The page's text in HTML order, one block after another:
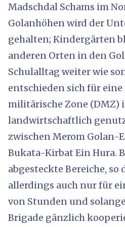
Madschdal Schams im
Golanhöhen wird der
gehalten; Kindergärten
anderen Orten in den
Schulalltag weiter wie
entschieden sich für eine
militärische Zone (DMZ)
landwirtschaftlich
zwischen Merom Golan-
Bukata-Kirbat Ein Hura.
abgesteckte Bereiche, so
allerdings auch nur für
von Stunden und
Brigade gänzlich